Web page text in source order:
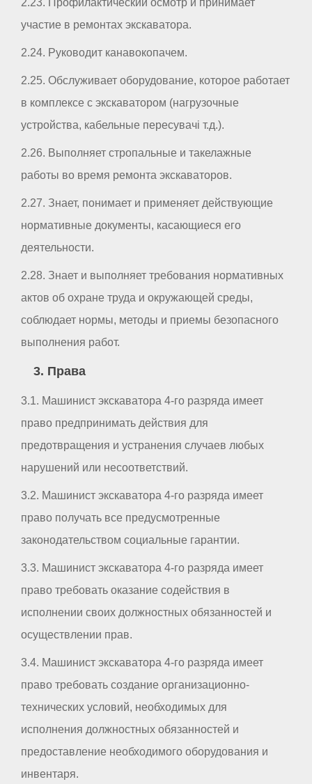
участие в ремонтах экскаватора.
2.24. Руководит канавокопачем.
2.25. Обслуживает оборудование, которое работает
в комплексе с экскаватором (нагрузочные
устройства, кабельные пересувачі т.д.).
2.26. Выполняет стропальные и такелажные
работы во время ремонта экскаваторов.
2.27. Знает, понимает и применяет действующие
нормативные документы, касающиеся его
деятельности.
2.28. Знает и выполняет требования нормативных
актов об охране труда и окружающей среды,
соблюдает нормы, методы и приемы безопасного
выполнения работ.
3. Права
3.1. Машинист экскаватора 4-го разряда имеет
право предпринимать действия для
предотвращения и устранения случаев любых
нарушений или несоответствий.
3.2. Машинист экскаватора 4-го разряда имеет
право получать все предусмотренные
законодательством социальные гарантии.
3.3. Машинист экскаватора 4-го разряда имеет
право требовать оказание содействия в
исполнении своих должностных обязанностей и
осуществлении прав.
3.4. Машинист экскаватора 4-го разряда имеет
право требовать создание организационно-
технических условий, необходимых для
исполнения должностных обязанностей и
предоставление необходимого оборудования и
инвентаря.